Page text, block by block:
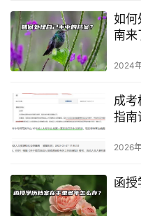
如何
南来
2024
成考
指南
2026
函授